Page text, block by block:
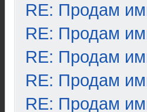
RE: Продам
RE: Продам
RE: Продам
RE: Продам
RE: Продам